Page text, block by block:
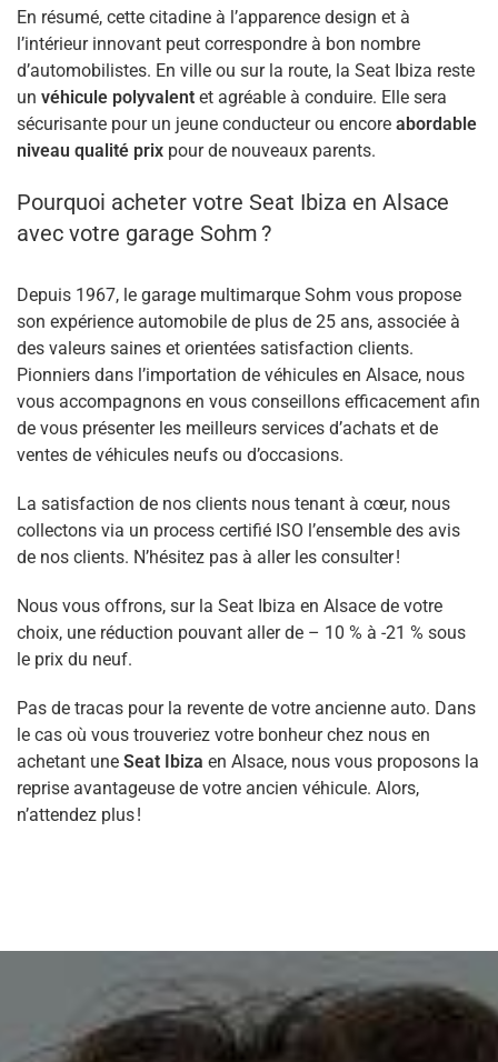
Manuelle (8)
Réinitialiser
En résumé, cette citadine à l’apparence design et à
l’intérieur innovant peut correspondre à bon nombre
d’automobilistes. En ville ou sur la route, la Seat Ibiza reste
un véhicule polyvalent et agréable à conduire. Elle sera
sécurisante pour un jeune conducteur ou encore abordable
niveau qualité prix pour de nouveaux parents.
Pourquoi acheter votre Seat Ibiza en Alsace
avec votre garage Sohm ?
Depuis 1967, le garage multimarque Sohm vous propose
son expérience automobile de plus de 25 ans, associée à
des valeurs saines et orientées satisfaction clients.
Pionniers dans l’importation de véhicules en Alsace, nous
vous accompagnons en vous conseillons efficacement afin
de vous présenter les meilleurs services d’achats et de
ventes de véhicules neufs ou d’occasions.
La satisfaction de nos clients nous tenant à cœur, nous
collectons via un process certifié ISO l’ensemble des avis
de nos clients. N’hésitez pas à aller les consulter !
Nous vous offrons, sur la Seat Ibiza en Alsace de votre
choix, une réduction pouvant aller de – 10 % à -21 % sous
le prix du neuf.
Pas de tracas pour la revente de votre ancienne auto. Dans
le cas où vous trouveriez votre bonheur chez nous en
achetant une Seat Ibiza en Alsace, nous vous proposons la
reprise avantageuse de votre ancien véhicule. Alors,
n’attendez plus !